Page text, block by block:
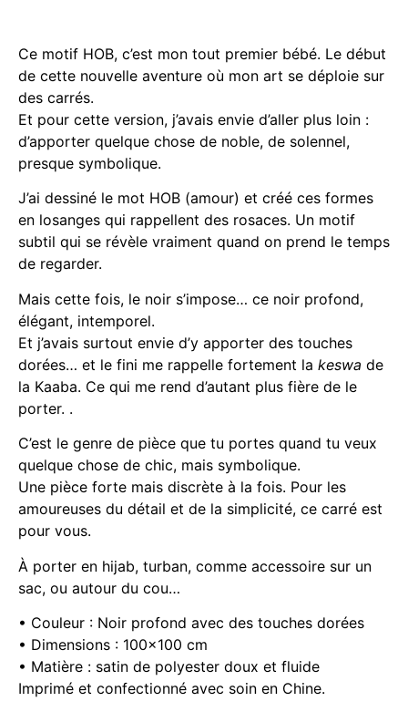
Ce motif HOB, c’est mon tout premier bébé. Le début
de cette nouvelle aventure où mon art se déploie sur
des carrés.
Et pour cette version, j’avais envie d’aller plus loin :
d’apporter quelque chose de noble, de solennel,
presque symbolique.
J’ai dessiné le mot HOB (amour) et créé ces formes
en losanges qui rappellent des rosaces. Un motif
subtil qui se révèle vraiment quand on prend le temps
de regarder.
Mais cette fois, le noir s’impose… ce noir profond,
élégant, intemporel.
Et j’avais surtout envie d’y apporter des touches
dorées… et le fini me rappelle fortement la keswa de
la Kaaba. Ce qui me rend d’autant plus fière de le
porter. .
C’est le genre de pièce que tu portes quand tu veux
quelque chose de chic, mais symbolique.
Une pièce forte mais discrète à la fois. Pour les
amoureuses du détail et de la simplicité, ce carré est
pour vous.
À porter en hijab, turban, comme accessoire sur un
sac, ou autour du cou…
• Couleur : Noir profond avec des touches dorées
• Dimensions : 100×100 cm
• Matière : satin de polyester doux et fluide
Imprimé et confectionné avec soin en Chine.